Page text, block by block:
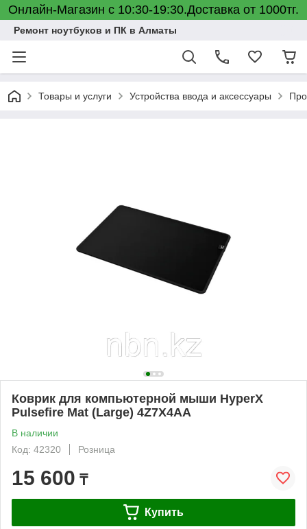
Онлайн-Магазин с 10:30-19:30.Доставка от 1000тг.
Ремонт ноутбуков и ПК в Алматы
Товары и услуги Устройства ввода и аксессуары
Коврик для компьютерной мыши HyperX
Pulsefire Mat (Large) 4Z7X4AA
В наличии
Код: 42320
Розница
15 600 ₸
Купить